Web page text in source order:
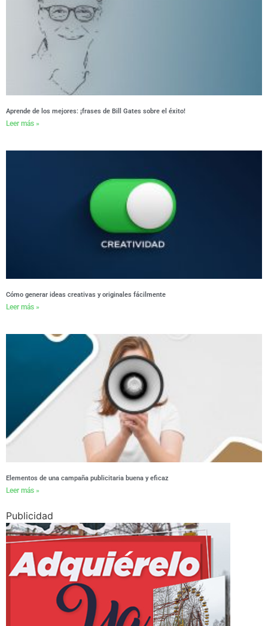
Aprende de los mejores: ¡frases de Bill Gates sobre el éxito!
Leer más »
Cómo generar ideas creativas y originales fácilmente
Leer más »
Elementos de una campaña publicitaria buena y eficaz
Leer más »
Publicidad